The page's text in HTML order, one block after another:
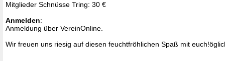
Mitglieder Schnüsse Tring: 30 €
Anmelden:
Anmeldung über VereinOnline.
Wir freuen uns riesig auf diesen feuchtfröhlichen Spaß mit